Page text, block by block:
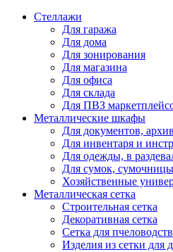
Стеллажи
Для гаража
Для дома
Для зонирования
Для магазина
Для офиса
Для склада
Для ПВЗ
Металлические шкафы
Для документов,
Для инвентаря и
Для одежды, в
Для сумок, сумочницы
Хозяйственные
Металлическая сетка
Строительная сетка
Декоративная сетка
Сетка для
Изделия из сетки для